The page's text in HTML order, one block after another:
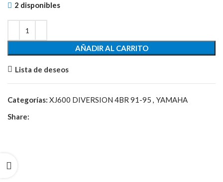
2 disponibles
AÑADIR AL CARRITO
Lista de deseos
Categorías: XJ600 DIVERSION 4BR 91-95 , YAMAHA
Share: